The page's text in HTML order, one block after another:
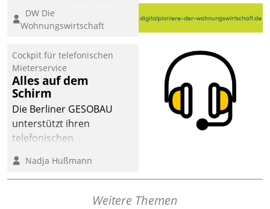
Partner sowie erstmals
agile Projektmethoden.
eine digitale Zukunft zu
finden, ist das Ziel des
der
Wohnungswirtschaft“.
Bewerben können sich
dafür ein Team
bestehend aus
Wohnungsunternehmen
und PropTech.
DW Die
Wohnungswirtschaft
Cockpit für telefonischen
Mieterservice
Alles auf dem
Schirm
Die Berliner GESOBAU
unterstützt ihren
telefonischen
digitalen Cockpit, das
situationsbezogen
passende Fragen und
Nadja Hußmann
Weitere Themen